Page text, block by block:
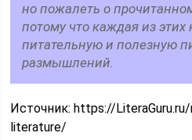
но пожалеть о
потому что каждая из этих
питательную и полезную
размышлений.
Источник: https://
literature/